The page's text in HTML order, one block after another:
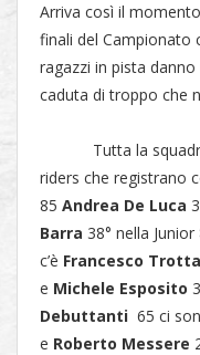
Arriva così il
finali del Campionato
ragazzi in pista
caduta di troppo
Tutta la squadra
riders che registrano
85 Andrea De Luca
Barra 38° nella
c’è Francesco Trotta
e Michele Esposito
Debuttanti 65 ci
e Roberto Messere